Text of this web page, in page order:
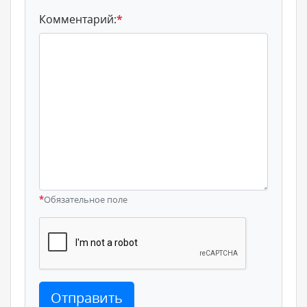
Комментарий:*
*Обязательное поле
Отправить